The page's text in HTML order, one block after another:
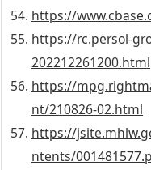
https://
https://rc.persol-
202212261200.html
https://
nt/210826-02.html
https://
ntents/